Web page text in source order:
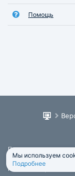
Помощь
Пользовательское
Юридическая
Политика обработки
Мы используем
Подробнее